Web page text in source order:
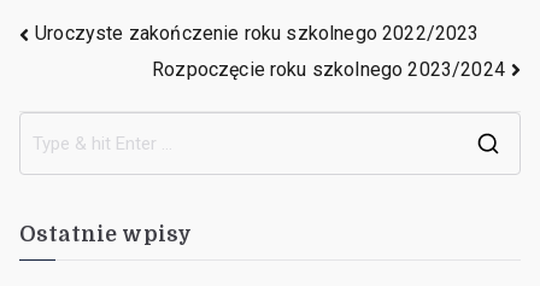
Uroczyste zakończenie roku szkolnego 2022/2023
Rozpoczęcie roku szkolnego 2023/2024
Ostatnie wpisy